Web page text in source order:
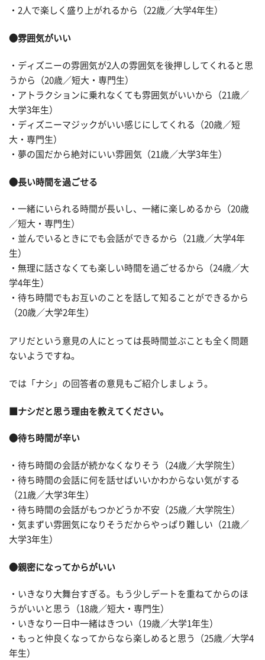
・2人で楽しく盛り上がれるから（22歳／大学4年生）
●雰囲気がいい
・ディズニーの雰囲気が2人の雰囲気を後押ししてくれると思
うから（20歳／短大・専門生）
・アトラクションに乗れなくても雰囲気がいいから（21歳／
大学3年生）
・ディズニーマジックがいい感じにしてくれる（20歳／短
大・専門生）
・夢の国だから絶対にいい雰囲気（21歳／大学3年生）
●長い時間を過ごせる
・一緒にいられる時間が長いし、一緒に楽しめるから（20歳
／短大・専門生）
・並んでいるときにでも会話ができるから（21歳／大学4年
生）
・無理に話さなくても楽しい時間を過ごせるから（24歳／大
学4年生）
・待ち時間でもお互いのことを話して知ることができるから
（20歳／大学2年生）
アリだという意見の人にとっては長時間並ぶことも全く問題
ないようですね。
では「ナシ」の回答者の意見もご紹介しましょう。
■ナシだと思う理由を教えてください。
●待ち時間が辛い
・待ち時間の会話が続かなくなりそう（24歳／大学院生）
・待ち時間の会話に何を話せばいいかわからない気がする
（21歳／大学3年生）
・待ち時間の会話がもつかどうか不安（25歳／大学院生）
・気まずい雰囲気になりそうだからやっぱり難しい（21歳／
大学3年生）
●親密になってからがいい
・いきなり大舞台すぎる。もう少しデートを重ねてからのほ
うがいいと思う（18歳／短大・専門生）
・いきなり一日中一緒はきつい（19歳／大学1年生）
・もっと仲良くなってからなら楽しめると思う（25歳／大学4
年生）